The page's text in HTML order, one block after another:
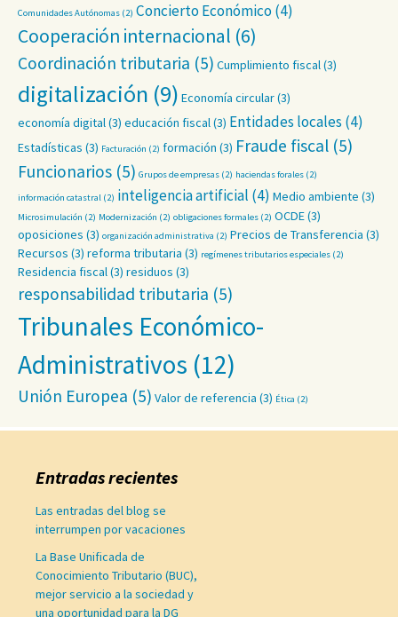
Comunidades Autónomas (2) Concierto Económico(4)
Cooperación internacional (6)
Coordinación tributaria (5) Cumplimiento fiscal(3)
digitalización (9) Economía circular(3)
economía digital(3) educación fiscal(3) Entidades locales (4)
Estadísticas (3) Facturación (2) formación (3) Fraude fiscal (5)
Funcionarios (5) Grupos de empresas (2) haciendas forales (2)
información catastral (2) inteligencia artificial (4) Medio ambiente (3)
Microsimulación (2) Modernización (2) obligaciones formales (2) OCDE(3)
oposiciones (3) organización administrativa (2) Precios de Transferencia (3)
Recursos (3) reforma tributaria (3) regímenes tributarios especiales (2)
Residencia fiscal(3) residuos (3)
responsabilidad tributaria (5)
Tribunales Económico-
Administrativos (12)
Unión Europea (5) Valor de referencia (3) Ética (2)
Entradas recientes
Las entradas del blog se
interrumpen por vacaciones
La Base Unificada de
Conocimiento Tributario (BUC),
mejor servicio a la sociedad y
una oportunidad para la DG